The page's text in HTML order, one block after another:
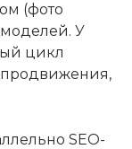
(фото
У
цикл
продвижения,
SEO-